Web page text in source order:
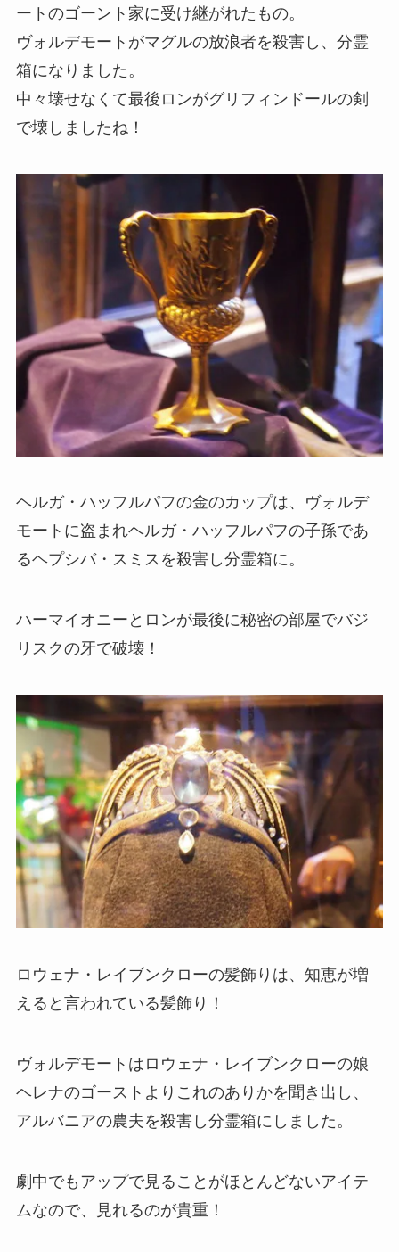
ートのゴーント家に受け継がれたもの。
ヴォルデモートがマグルの放浪者を殺害し、分霊
箱になりました。
中々壊せなくて最後ロンがグリフィンドールの剣
で壊しましたね！
ヘルガ・ハッフルパフの金のカップは、ヴォルデ
モートに盗まれヘルガ・ハッフルパフの子孫であ
るヘプシバ・スミスを殺害し分霊箱に。
ハーマイオニーとロンが最後に秘密の部屋でバジ
リスクの牙で破壊！
ロウェナ・レイブンクローの髪飾りは、知恵が増
えると言われている髪飾り！
ヴォルデモートはロウェナ・レイブンクローの娘
ヘレナのゴーストよりこれのありかを聞き出し、
アルバニアの農夫を殺害し分霊箱にしました。
劇中でもアップで見ることがほとんどないアイテ
ムなので、見れるのが貴重！